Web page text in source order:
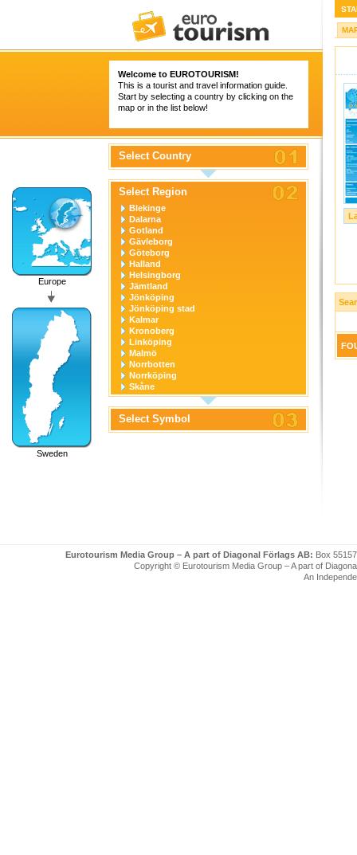
Welcome to EUROTOURISM!
This is a tourist and travel information guide.
Start by selecting a country by clicking on the
map or in the list below!
Europe
Sweden
Select Country
Select Region
Blekinge
Dalarna
Gotland
Gävleborg
Göteborg
Halland
Helsingborg
Jämtland
Jönköping
Jönköping stad
Kalmar
Kronoberg
Linköping
Malmö
Norrbotten
Norrköping
Skåne
Stockholm
Stockholm stad
Södermanland
Uppsala
Select Symbol
Eurotourism Media Group – A part of Diagonal Förlags AB: Box
Copyright © Eurotourism Media Group – A part of
An